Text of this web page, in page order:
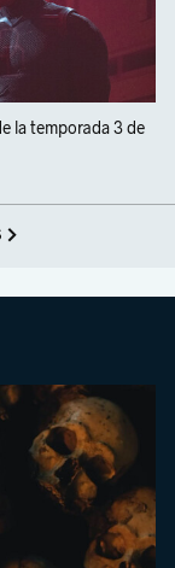
la temporada 3 de